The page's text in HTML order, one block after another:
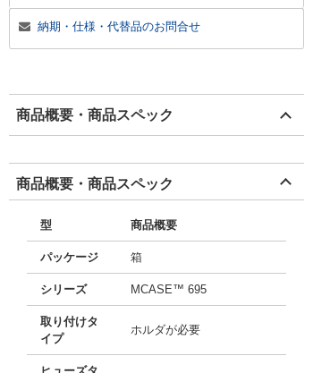
納期・仕様・代替品のお問合せ
商品概要・商品スペック
商品概要・商品スペック
型 商品概要
パッケージ 箱
シリーズ MCASE™ 695
取り付けタ
イプ
ホルダが必要